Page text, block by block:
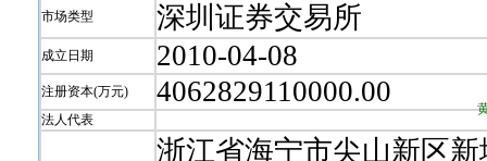
市场类型 深圳证券交易所
成立日期 2010-04-08
注册资本(万元) 4062829110000.00
法人代表
浙江省海宁市尖山新区新